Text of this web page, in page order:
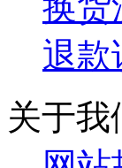
退款
关于我